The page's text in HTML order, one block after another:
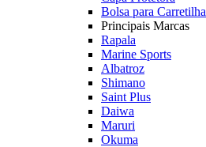
Bolsa para Carretilha
Principais Marcas
Rapala
Marine Sports
Albatroz
Shimano
Saint Plus
Daiwa
Maruri
Okuma